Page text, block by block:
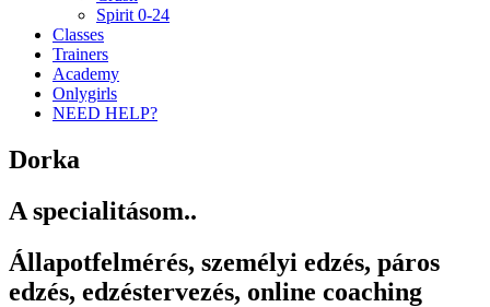
Spirit 0-24
Classes
Trainers
Academy
Onlygirls
NEED HELP?
Dorka
A specialitásom..
Állapotfelmérés, személyi edzés, páros
edzés, edzéstervezés, online coaching